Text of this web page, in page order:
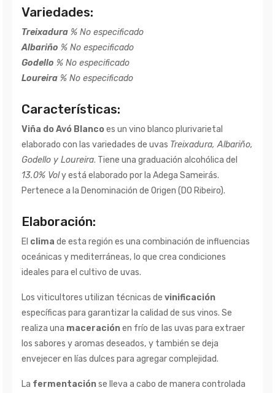
Variedades:
Treixadura % No especificado
Albariño % No especificado
Godello % No especificado
Loureira % No especificado
Características:
Viña do Avó Blancoes un vino blanco plurivarietal
elaborado con las variedades de uvas Treixadura, Albariño,
Godello y Loureira. Tiene una graduación alcohólica del
13.0% Voly está elaborado por la Adega Sameirás.
Pertenece a la Denominación de Origen (DO Ribeiro).
Elaboración:
El clima de esta región es una combinación de influencias
oceánicas y mediterráneas, lo que crea condiciones
ideales para el cultivo de uvas.
Los viticultores utilizan técnicas de vinificación
específicas para garantizar la calidad de sus vinos. Se
realiza una maceraciónen frío de las uvas para extraer
los sabores y aromas deseados, y también se deja
envejecer en lías dulces para agregar complejidad.
La fermentaciónse lleva a cabo de manera controlada